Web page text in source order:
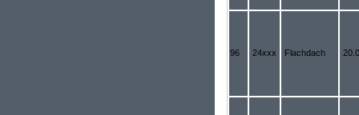
96 24xxx Flachdach